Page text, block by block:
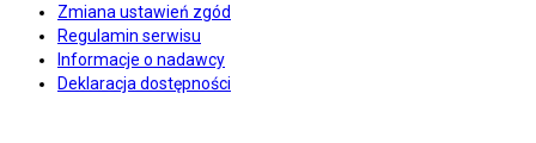
Zmiana ustawień zgód
Regulamin serwisu
Informacje o nadawcy
Deklaracja dostępności